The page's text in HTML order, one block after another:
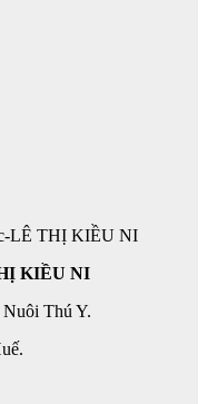
LÊ THỊ KIỀU NI
KIỀU NI
Thú Y.